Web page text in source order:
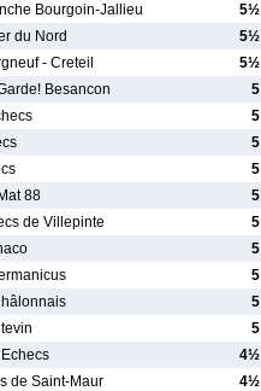
Bourgoin-Jallieu 5½
du Nord 5½
- Creteil 5½
Besancon 5
5
5
5
88 5
de Villepinte 5
5
5
5
5
4½
de Saint-Maur 4½